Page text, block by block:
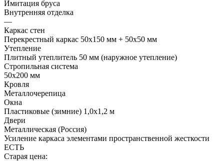
Имитация бруса
Внутренняя отделка
—
Каркас стен
Перекрестный каркас 50х150 мм + 50х50 мм
Утепление
Плитный утеплитель 50 мм (наружное утепление)
Стропильная система
50х200 мм
Кровля
Металлочерепица
Окна
Пластиковые (зимние) 1,0х1,2 м
Двери
Металлическая (Россия)
Усиление каркаса элементами пространственной жесткости
ЕСТЬ
Старая цена: